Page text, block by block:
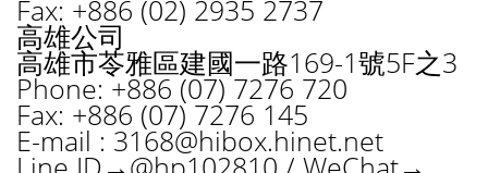
Fax: +886 (02) 2935 2737
高雄公司
高雄市苓雅區建國一路169-1號5F之3
Phone: +886 (07) 7276 720
Fax: +886 (07) 7276 145
E-mail : 3168@hibox.hinet.net